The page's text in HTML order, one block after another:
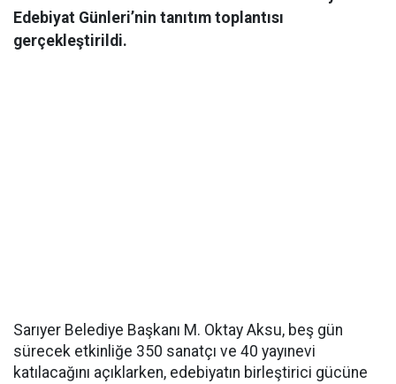
Edebiyat Günleri’nin tanıtım toplantısı
gerçekleştirildi.
Sarıyer Belediye Başkanı M. Oktay Aksu, beş gün
sürecek etkinliğe 350 sanatçı ve 40 yayınevi
katılacağını açıklarken, edebiyatın birleştirici gücüne